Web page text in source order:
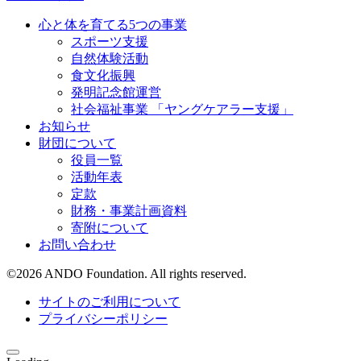
心と体を育てる5つの事業
スポーツ支援
自然体験活動
食文化振興
発明記念館運営
社会福祉事業 「ヤングケアラー支援」
お知らせ
財団について
役員一覧
活動年表
定款
財務・事業計画資料
寄附について
お問い合わせ
©2026 ANDO Foundation. All rights reserved.
サイトのご利用について
プライバシーポリシー